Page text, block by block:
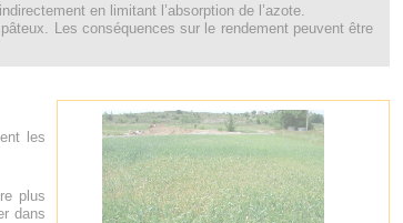
en limitant l’absorption de l’azote.
Les conséquences sur le rendement peuvent être
les
plus
dans